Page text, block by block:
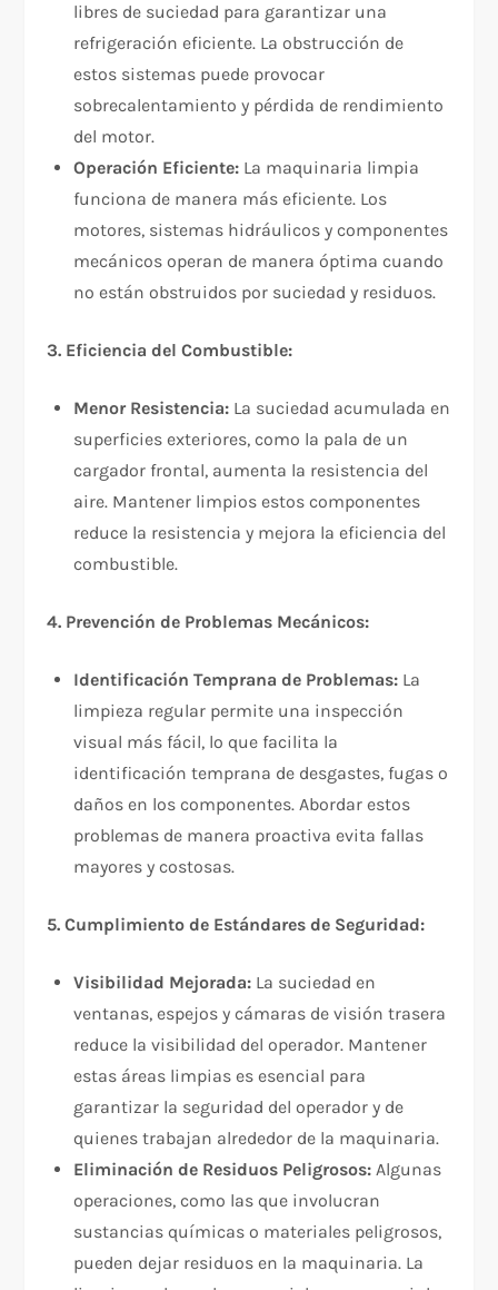
libres de suciedad para garantizar una
refrigeración eficiente. La obstrucción de
estos sistemas puede provocar
sobrecalentamiento y pérdida de rendimiento
del motor.
Operación Eficiente: La maquinaria limpia
funciona de manera más eficiente. Los
motores, sistemas hidráulicos y componentes
mecánicos operan de manera óptima cuando
no están obstruidos por suciedad y residuos.
3. Eficiencia del Combustible:
Menor Resistencia: La suciedad acumulada en
superficies exteriores, como la pala de un
cargador frontal, aumenta la resistencia del
aire. Mantener limpios estos componentes
reduce la resistencia y mejora la eficiencia del
combustible.
4. Prevención de Problemas Mecánicos:
Identificación Temprana de Problemas: La
limpieza regular permite una inspección
visual más fácil, lo que facilita la
identificación temprana de desgastes, fugas o
daños en los componentes. Abordar estos
problemas de manera proactiva evita fallas
mayores y costosas.
5. Cumplimiento de Estándares de Seguridad:
Visibilidad Mejorada: La suciedad en
ventanas, espejos y cámaras de visión trasera
reduce la visibilidad del operador. Mantener
estas áreas limpias es esencial para
garantizar la seguridad del operador y de
quienes trabajan alrededor de la maquinaria.
Eliminación de Residuos Peligrosos: Algunas
operaciones, como las que involucran
sustancias químicas o materiales peligrosos,
pueden dejar residuos en la maquinaria. La